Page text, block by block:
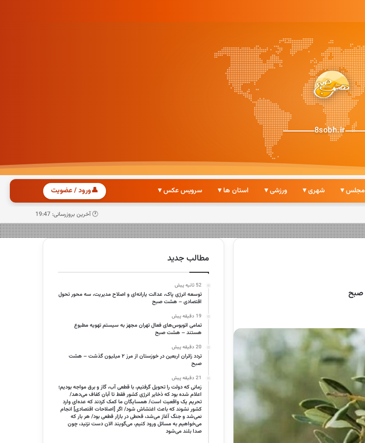
8sobh.ir
مجلس ▾ شهری ▾ ورزشی ▾ استان ها ▾ سرویس عکس ▾ 👤ورود / عضویت
🕐 آخرین بروزرسانی: 19:47
مطالب جدید
52 ثانیه پیش
توسعه انرژی پاک، عدالت یارانه‌ای و اصلاح مدیریت، سه محور تحول
اقتصادی – هشت صبح
19 دقیقه پیش
تمامی اتوبوس‌های فعال تهران مجهز به سیستم تهویه مطبوع
هستند – هشت صبح
20 دقیقه پیش
تردد زائران اربعین در خوزستان از مرز ۲ میلیون گذشت – هشت
صبح
21 دقیقه پیش
زمانی که دولت را تحویل گرفتیم، با قطعی آب، گاز و برق مواجه بودیم؛
اعلام شده بود که ذخایر انرژی کشور فقط تا آبان کفاف می‌دهد/
تحریم یک واقعیت است/ همسایگان ما کمک کردند که عده‌ای وارد
کشور نشوند که باعث اغتشاش شود/ اگر [اصلاحات اقتصادی] انجام
نمی‌شد و جنگ آغاز می‌شد، قحطی در بازار قطعی بود/ هر بار که
می‌خواهیم به مسائل ورود کنیم، می‌گویند الان دست نزنید، چون
صدا بلند می‌شود